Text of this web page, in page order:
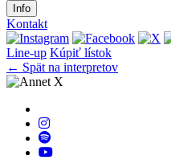
Info
Kontakt
Line-up Kúpiť lístok
← Spät na interpretov